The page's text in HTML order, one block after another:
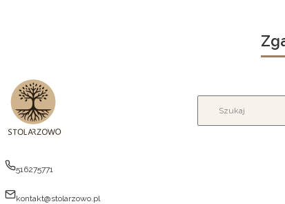
516275771
kontakt@stolarzowo.pl